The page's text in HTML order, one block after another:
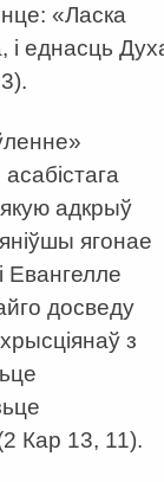
«Ласка
і еднасць
адкрыў
ягонае
Евангелле
досведу
з
Кар 13, 11).